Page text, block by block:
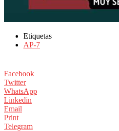
Etiquetas
AP-7
Facebook
Twitter
WhatsApp
Linkedin
Email
Print
Telegram